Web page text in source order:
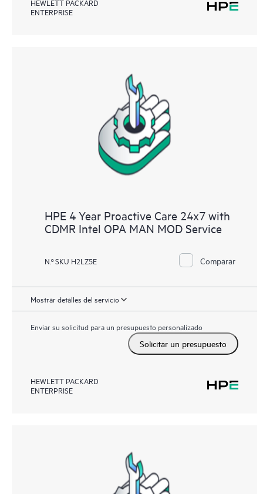
HEWLETT PACKARD
ENTERPRISE
HPE 4 Year Proactive Care 24x7 with
CDMR Intel OPA MAN MOD Service
N.º SKU H2LZ5E Comparar
Mostrar detalles del servicio
Enviar su solicitud para un presupuesto personalizado
Solicitar un presupuesto
HEWLETT PACKARD
ENTERPRISE